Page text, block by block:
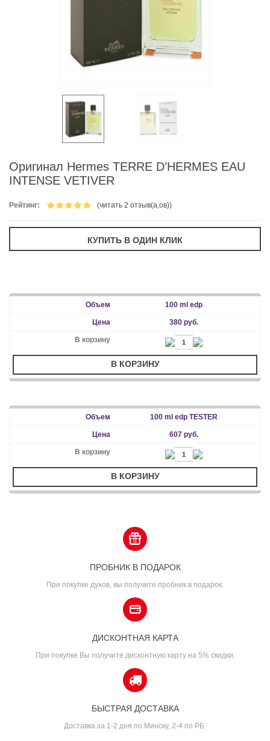
Оригинал Hermes TERRE D’HERMES EAU
INTENSE VETIVER
Рейтинг: (читать 2 отзыв(а,ов))
100 ml edp
380 руб.
В КОРЗИНУ
100 ml edp TESTER
607 руб.
В КОРЗИНУ
ПРОБНИК В ПОДАРОК
При покупке духов, вы получите пробник в подарок.
ДИСКОНТНАЯ КАРТА
При покупке Вы получите дисконтную карту на 5% скидки.
БЫСТРАЯ ДОСТАВКА
Доставка за 1-2 дня по Минску, 2-4 по РБ.